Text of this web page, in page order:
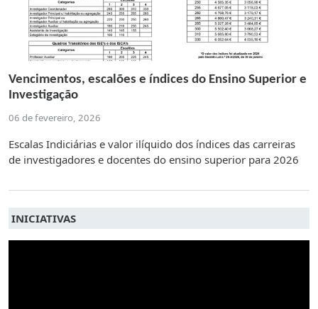
Vencimentos, escalões e índices do Ensino Superior e
Investigação
06 de fevereiro, 2026
Escalas Indiciárias e valor ilíquido dos índices das carreiras
de investigadores e docentes do ensino superior para 2026
INICIATIVAS